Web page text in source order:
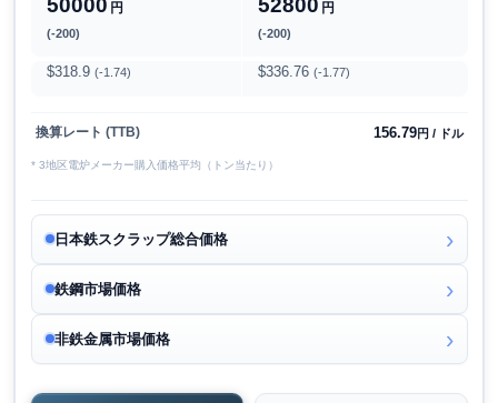
円
(-200)
円
(-200)
$318.9 (-1.74) $336.76 (-1.77)
換算レート (TTB) 156.79円 / ドル
* 3地区電炉メーカー購入価格平均（トン当たり）
日本鉄スクラップ総合価格
鉄鋼市場価格
非鉄金属市場価格